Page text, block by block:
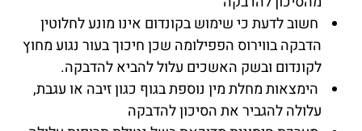
חשוב לדעת כי שימוש בקונדום אינו מונע לחלוטין
הדבקה בווירוס הפפילומה שכן חיכוך בעור נגוע מחוץ
לקונדום ובשק האשכים עלול להביא להדבקה.
הימצאות מחלת מין נוספת בגוף כגון זיבה או עגבת,
עלולה להגביר את הסיכון להדבקה